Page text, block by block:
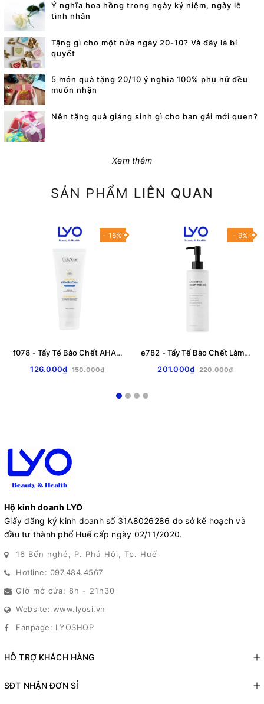
Ý nghĩa hoa hồng trong ngày kỷ niệm, ngày lễ
tình nhân
Tặng gì cho một nửa ngày 20-10? Và đây là bí
quyết
5 món quà tặng 20/10 ý nghĩa 100% phụ nữ đều
muốn nhận
Nên tặng quà giáng sinh gì cho bạn gái mới quen?
Xem thêm
SẢN PHẨM LIÊN QUAN
- 16%
f078 - Tẩy Tế Bào Chết AHA + BHA Kombucha Peeling Gel Cok'lear 150ml
126.000₫ 150.000₫
- 9%
e782 - Tẩy Tế Bào Chết Làm Dịu Da, Lành Tính Ngăn Ngừa Mụn Caryophy Smart Peeling Gel 250ml LYO
201.000₫ 220.000₫
Hộ kinh doanh LYO
Giấy đăng ký kinh doanh số 31A8026286 do sở kế hoạch và
đầu tư thành phố Huế cấp ngày 02/11/2020.
16 Bến nghé, P. Phú Hội, Tp. Huế
Hotline: 097.484.4567
Giờ mở cửa: 8h - 21h30
Website: www.lyosi.vn
Fanpage: LYOSHOP
HỖ TRỢ KHÁCH HÀNG
SĐT NHẬN ĐƠN SỈ